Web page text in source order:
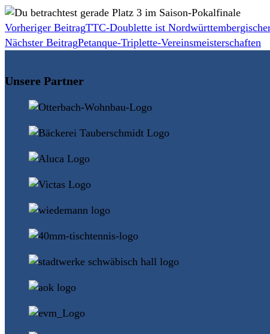
Weitere
Artikel
Vorheriger BeitragTTC-Doublette ist
Nächster BeitragPetanque-Triplette-Vereinsmeisterschaften
Unsere Partner